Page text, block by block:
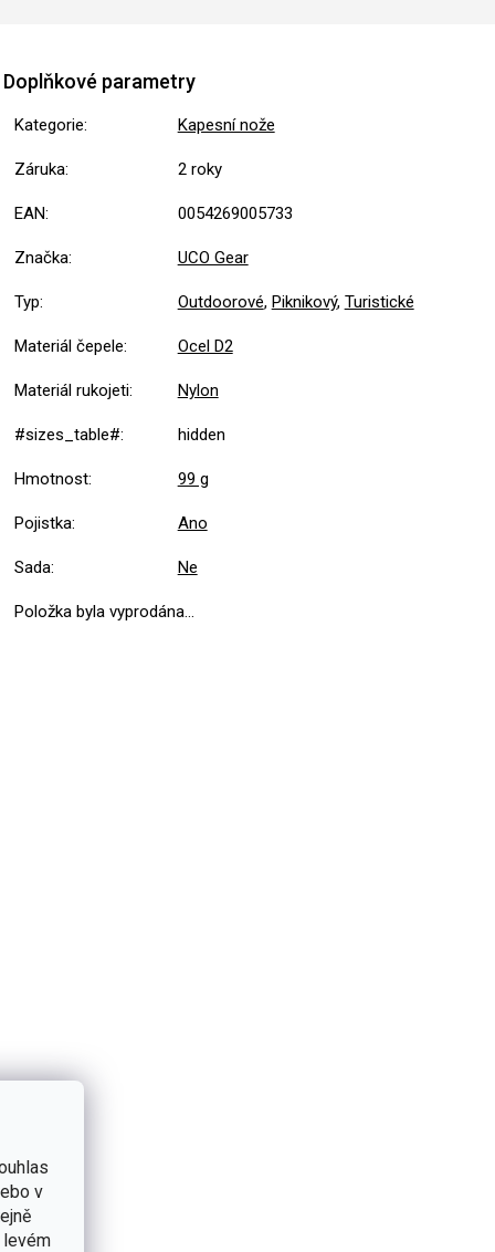
v
levém
Doplňkové parametry
Kategorie: Kapesní nože
Záruka: 2 roky
EAN: 0054269005733
Značka: UCO Gear
Typ: Outdoorové, Piknikový, Turistické
Materiál čepele: Ocel D2
Materiál rukojeti: Nylon
#sizes_table#: hidden
Hmotnost: 99 g
Pojistka: Ano
Sada: Ne
Položka byla vyprodána…